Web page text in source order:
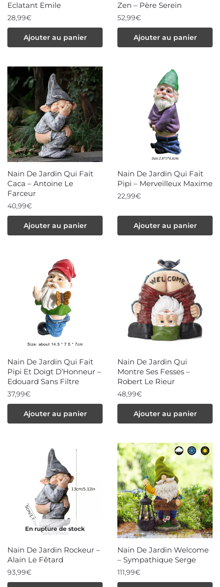
la
page
produit
Eclatant Emile
28,99€
Ajouter au panier
Zen – Père Serein
52,99€
Ajouter au panier
Nain De Jardin Qui Fait
Caca – Antoine Le
Farceur
40,99€
Ajouter au panier
Nain De Jardin Qui Fait
Pipi – Merveilleux Maxime
22,99€
Ajouter au panier
Nain De Jardin Qui Fait
Pipi Et Doigt D’Honneur –
Edouard Sans Filtre
37,99€
Ajouter au panier
Nain De Jardin Qui
Montre Ses Fesses –
Robert Le Rieur
48,99€
Ajouter au panier
En rupture de stock
Nain De Jardin Rockeur –
Alain Le Fêtard
93,99€
Nain De Jardin Welcome
– Sympathique Serge
111,99€